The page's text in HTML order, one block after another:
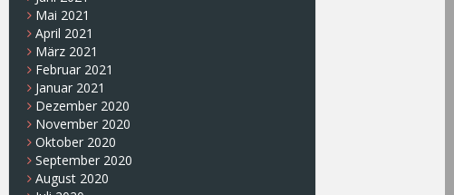
Mai 2021
April 2021
März 2021
Februar 2021
Januar 2021
Dezember 2020
November 2020
Oktober 2020
September 2020
August 2020